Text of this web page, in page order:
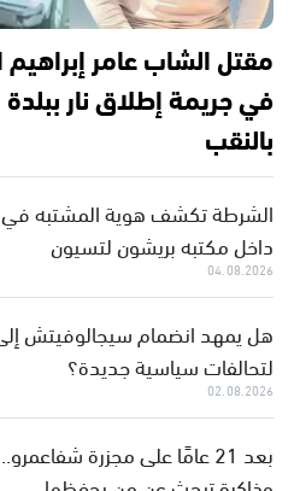
مقتل الشاب عامر إبراهيم
في جريمة إطلاق نار
بالنقب
الشرطة تكشف هوية المشتبه
داخل مكتبه بريشون لتسيون
04.08.2026
هل يمهد انضمام سيجالوفيتش
لتحالفات سياسية جديدة؟
02.08.2026
بعد 21 عامًا على مجزرة